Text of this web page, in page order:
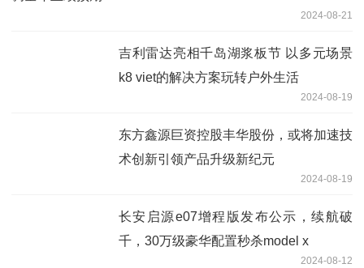
2024-08-21
吉利雷达亮相千岛湖浆板节 以多元场景
k8 viet的解决方案玩转户外生活
2024-08-19
东方鑫源巨资控股丰华股份，或将加速技
术创新引领产品升级新纪元
2024-08-19
长安启源e07增程版发布公示，续航破
千，30万级豪华配置秒杀model x
2024-08-12